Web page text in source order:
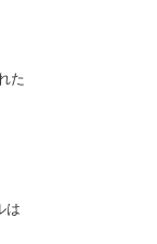
た
は